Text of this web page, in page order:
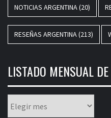
NOTICIAS ARGENTINA(20)
RESEÑAS ARGENTINA(213)
LISTADO MENSUAL
mensual